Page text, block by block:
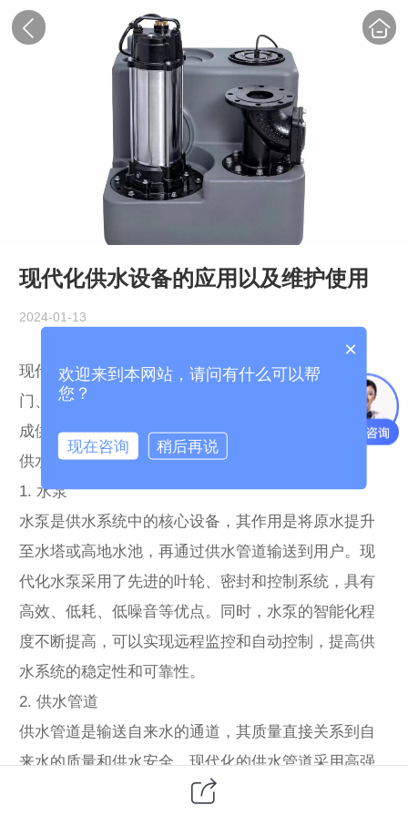
现代化供水设备的应用以及维护使用
2024-01-13
现代化供水设备主要包括水泵、供水管道、控制阀
门、消毒设备、过滤设备等，它们相互配合，共同完
成供水的任务。下面将从这几个方面分别介绍现代化
供水设备的应用。
1. 水泵
水泵是供水系统中的核心设备，其作用是将原水提升
至水塔或高地水池，再通过供水管道输送到用户。现
代化水泵采用了先进的叶轮、密封和控制系统，具有
高效、低耗、低噪音等优点。同时，水泵的智能化程
度不断提高，可以实现远程监控和自动控制，提高供
水系统的稳定性和可靠性。
2. 供水管道
供水管道是输送自来水的通道，其质量直接关系到自
来水的质量和供水安全。现代化的供水管道采用高强
度、耐腐蚀的材料制成，如PE、PVC-U等，具有良好
×
欢迎来到本网站，请问有什么可以帮
您？
现在咨询 稍后再说